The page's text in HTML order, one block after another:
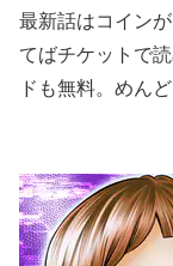
最新話はコイン
てばチケットで
ドも無料。めん